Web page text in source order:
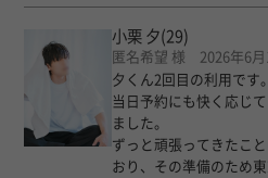
小栗 夕(29)
匿名希望 様 2026年6月
夕くん2回目の利用です。
当日予約にも快く応じ
ました。
ずっと頑張ってきたこ
おり、その準備のため